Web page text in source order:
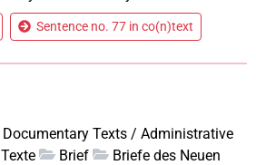
Sentence no. 77 in co(n)text
Texts / Administrative
Brief
Briefe des Neuen